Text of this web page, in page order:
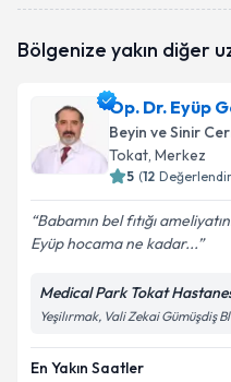
oluşturun. Size bu
E-posta Adresiniz
Kişisel verilerimin
Metni 'ni okudum
Bölgenize yakın diğer
Op. Dr. Eyüp
Beyin ve Sinir
Tokat, Merkez
5 (12
Babamın bel fıtığı
Eyüp hocama ne kadar...
Medical Park Tokat
Yeşilırmak, Vali Zekai Gümüşdiş
En Yakın Saatler